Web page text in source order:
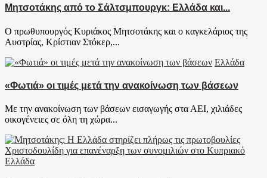
Μητσοτάκης από το Σάλτσμπουργκ: Ελλάδα και...
Ο πρωθυπουργός Κυριάκος Μητσοτάκης και ο καγκελάριος της
Αυστρίας, Κρίστιαν Στόκερ,...
Ελλάδα
«Φωτιά» οι τιμές μετά την ανακοίνωση των βάσεων
Με την ανακοίνωση των βάσεων εισαγωγής στα ΑΕΙ, χιλιάδες
οικογένειες σε όλη τη χώρα...
Ελλάδα